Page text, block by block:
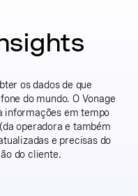
os dados de que
do mundo. O Vonage
informações em tempo
operadora e também
e precisas do
do cliente.